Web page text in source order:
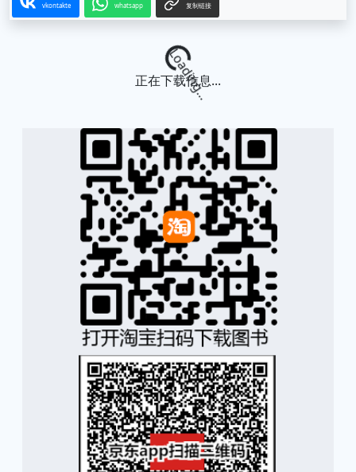
vkontakte whatsapp 复制链接
Loading...
正在下载信息...